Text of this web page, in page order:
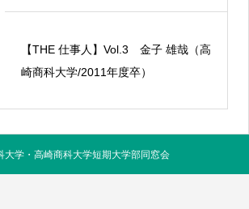
【THE 仕事人】Vol.3 金子 雄哉（高
崎商科大学/2011年度卒）
大学・高崎商科大学短期大学部同窓会